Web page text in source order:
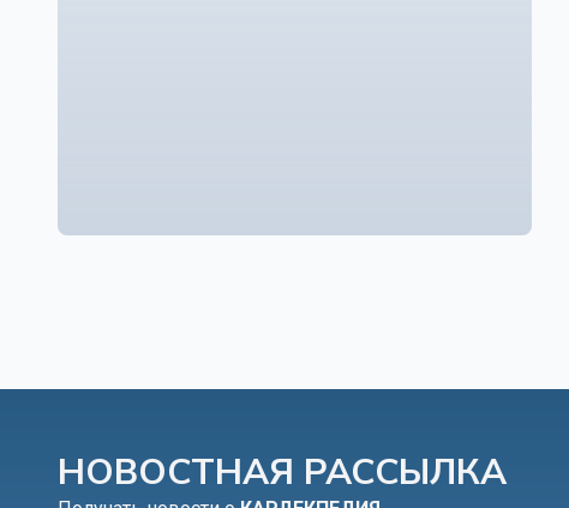
НОВОСТНАЯ РАССЫЛКА